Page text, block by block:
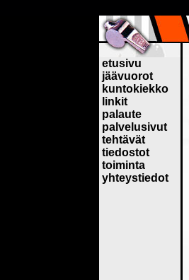
etusivu
jäävuorot
kuntokiekko
linkit
palaute
palvelusivut
tehtävät
tiedostot
toiminta
yhteystiedot